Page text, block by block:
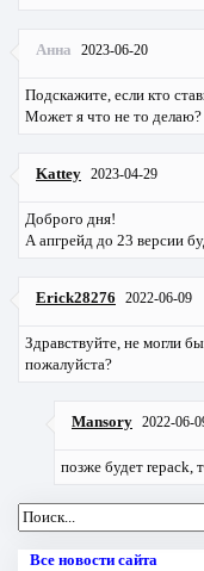
Анна 2023-06-20
Подскажите, если кто
Может я что не то делаю?
Kattey 2023-04-29
Доброго дня!
А апгрейд до 23 версии
Erick28276 2022-06-09
Здравствуйте, не могли
пожалуйста?
Mansory 2022-06-
позже будет repack,
Все новости сайта